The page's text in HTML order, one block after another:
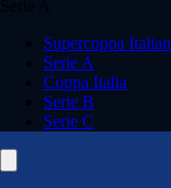
Serie A
Supercoppa
Serie A
Coppa Italia
Serie B
Serie C